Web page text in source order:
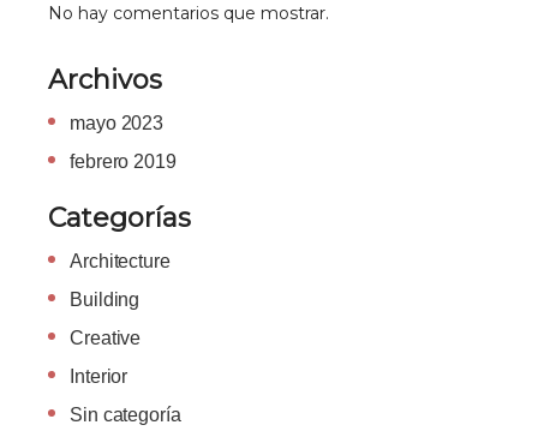
No hay comentarios que mostrar.
Archivos
mayo 2023
febrero 2019
Categorías
Architecture
Building
Creative
Interior
Sin categoría